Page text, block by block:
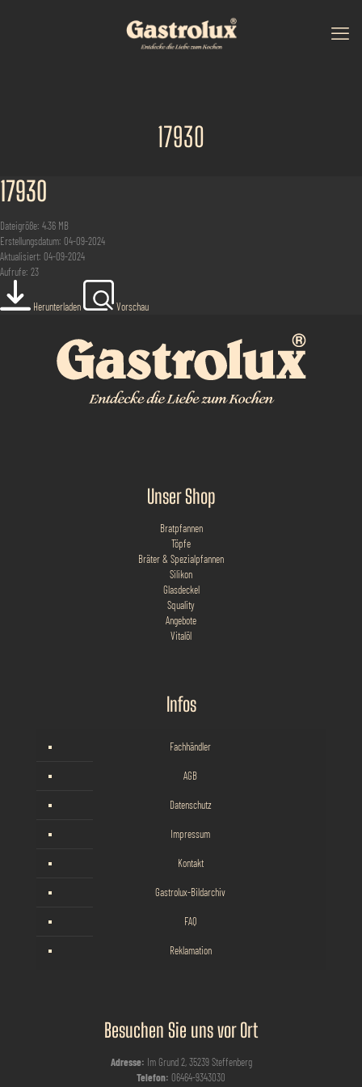
17930
17930
Dateigröße: 4.36 MB
Erstellungsdatum: 04-09-2024
Aktualisiert: 04-09-2024
Aufrufe: 23
Herunterladen Vorschau
Unser Shop
Bratpfannen
Töpfe
Bräter & Spezialpfannen
Silikon
Glasdeckel
Squality
Angebote
Vitalöl
Infos
Fachhändler
AGB
Datenschutz
Impressum
Kontakt
Gastrolux-Bildarchiv
FAQ
Reklamation
Besuchen Sie uns vor Ort
Adresse: Im Grund 2, 35239 Steffenberg
Telefon: 06464-9343030